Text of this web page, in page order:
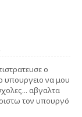
ο
υπουργειο να μου
αβγαλτα
τον υπουργό